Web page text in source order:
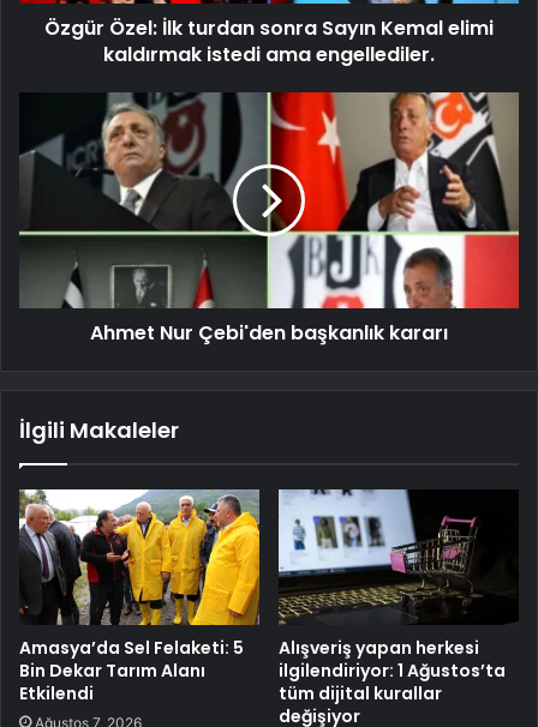
Özgür Özel: İlk turdan sonra Sayın Kemal elimi
kaldırmak istedi ama engellediler.
Ahmet Nur Çebi'den başkanlık kararı
İlgili Makaleler
Amasya’da Sel Felaketi: 5
Bin Dekar Tarım Alanı
Etkilendi
Ağustos 7, 2026
Alışveriş yapan herkesi
ilgilendiriyor: 1 Ağustos’ta
tüm dijital kurallar
değişiyor